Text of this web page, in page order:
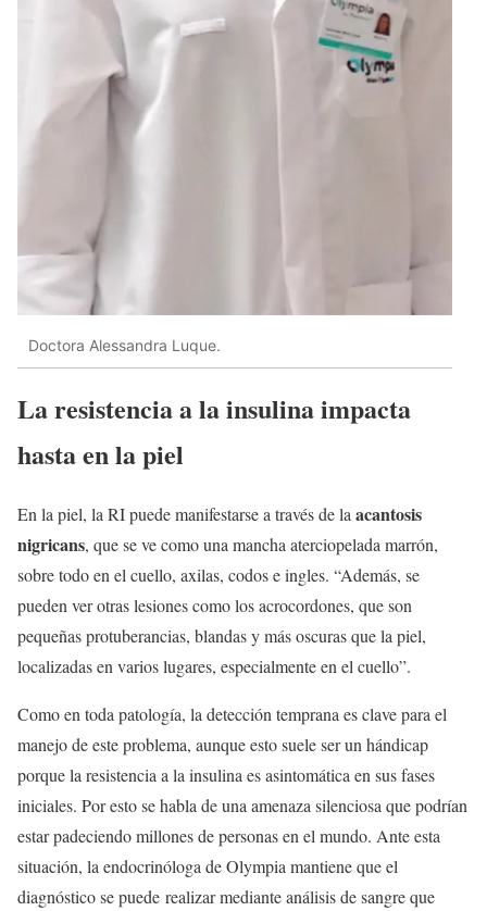
Doctora Alessandra Luque.
La resistencia a la insulina impacta
hasta en la piel
En la piel, la RI puede manifestarse a través de laacantosis
nigricans, que se ve como una mancha aterciopelada marrón,
sobre todo en el cuello, axilas, codos e ingles. “Además, se
pueden ver otras lesiones como los acrocordones, que son
pequeñas protuberancias, blandas y más oscuras que la piel,
localizadas en varios lugares, especialmente en el cuello”.
Como en toda patología, la detección temprana es clave para el
manejo de este problema, aunque esto suele ser un hándicap
porque la resistencia a la insulina es asintomática en sus fases
iniciales. Por esto se habla de una amenaza silenciosa que podrían
estar padeciendo millones de personas en el mundo. Ante esta
situación, la endocrinóloga de Olympia mantiene que el
diagnóstico se puede realizar mediante análisis de sangre que